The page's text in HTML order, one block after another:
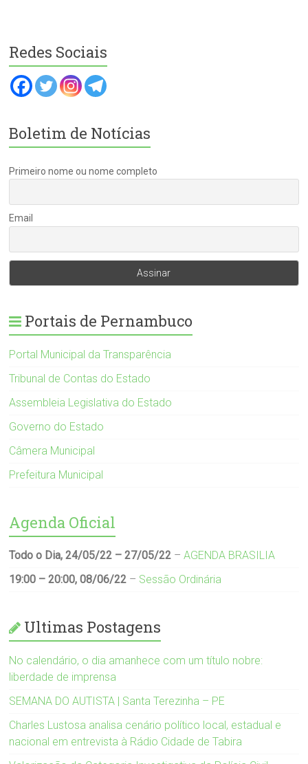
Redes Sociais
Boletim de Notícias
Primeiro nome ou nome completo
Email
Portais de Pernambuco
Portal Municipal da Transparência
Tribunal de Contas do Estado
Assembleia Legislativa do Estado
Governo do Estado
Câmera Municipal
Prefeitura Municipal
Agenda Oficial
Todo o Dia,24/05/22 – 27/05/22 –AGENDA BRASILIA
19:00 – 20:00,08/06/22 – Sessão Ordinária
Ultimas Postagens
No calendário, o dia amanhece com um título nobre:
liberdade de imprensa
SEMANA DO AUTISTA | Santa Terezinha – PE
Charles Lustosa analisa cenário político local, estadual e
nacional em entrevista à Rádio Cidade de Tabira